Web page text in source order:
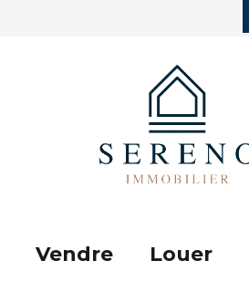
Vendre Louer